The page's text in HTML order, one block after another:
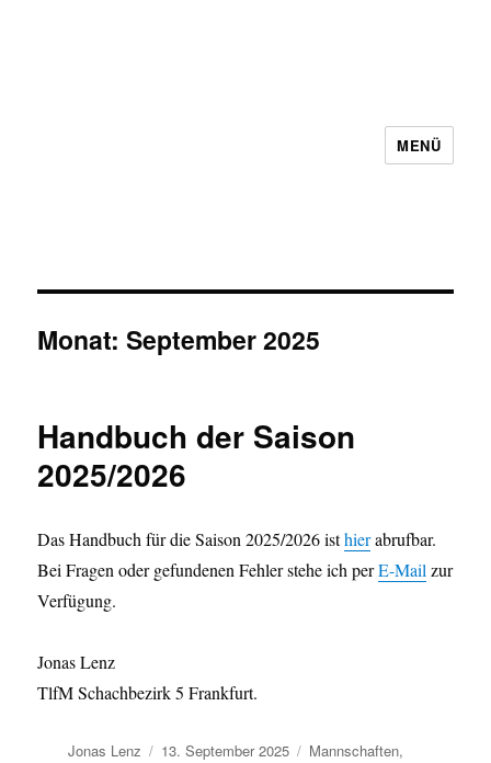
MENÜ
Monat:September 2025
Handbuch der Saison
2025/2026
Das Handbuch für die Saison 2025/2026 isthierabrufbar.
Bei Fragen oder gefundenen Fehler stehe ich perE-Mail zur
Verfügung.
Jonas Lenz
TlfM Schachbezirk 5 Frankfurt.
Autor
Jonas Lenz
Veröffentlicht
13. September 2025 Kategorien
Mannschaften,